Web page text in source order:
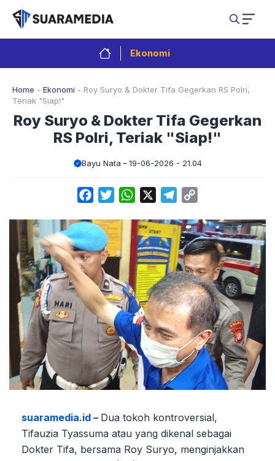
Langsung
isi
Ekonomi
Home - Ekonomi - Roy Suryo & Dokter Tifa Gegerkan RS Polri,
Teriak "Siap!"
Roy Suryo & Dokter Tifa Gegerkan
RS Polri, Teriak "Siap!"
Bayu Nata 19-06-2026 - 21.04
FacebookTwitterWhatsApp Telegram
suaramedia.id – Dua tokoh kontroversial,
Tifauzia Tyassuma atau yang dikenal sebagai
Dokter Tifa, bersama Roy Suryo, menginjakkan